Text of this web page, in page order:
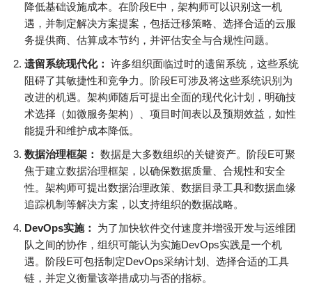
降低基础设施成本。在阶段E中，架构师可以识别这一机
遇，并制定解决方案提案，包括迁移策略、选择合适的云服
务提供商、估算成本节约，并评估安全与合规性问题。
遗留系统现代化： 许多组织面临过时的遗留系统，这些系统
阻碍了其敏捷性和竞争力。阶段E可涉及将这些系统识别为
改进的机遇。架构师随后可提出全面的现代化计划，明确技
术选择（如微服务架构）、项目时间表以及预期效益，如性
能提升和维护成本降低。
数据治理框架： 数据是大多数组织的关键资产。阶段E可聚
焦于建立数据治理框架，以确保数据质量、合规性和安全
性。架构师可提出数据治理政策、数据目录工具和数据血缘
追踪机制等解决方案，以支持组织的数据战略。
DevOps实施：
为了加快软件交付速度并增强开发与运维团
队之间的协作，组织可能认为实施DevOps实践是一个机
遇。阶段E可包括制定DevOps采纳计划、选择合适的工具
链，并定义衡量该举措成功与否的指标。